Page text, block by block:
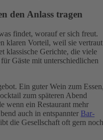
den Anlass tragen
findet, worauf er sich freut.
klaren Vorteil, weil sie vertraut
klassische Gerichte, die viele
Gäste mit unterschiedlichen
Ein guter Wein zum
zum späteren Abend
wenn ein Restaurant mehr
auch in entspannter Bar-
die Gesellschaft oft gern noch